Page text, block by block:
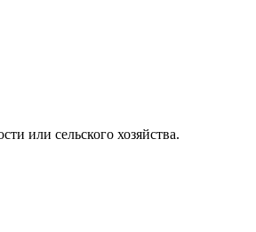
или сельского хозяйства.